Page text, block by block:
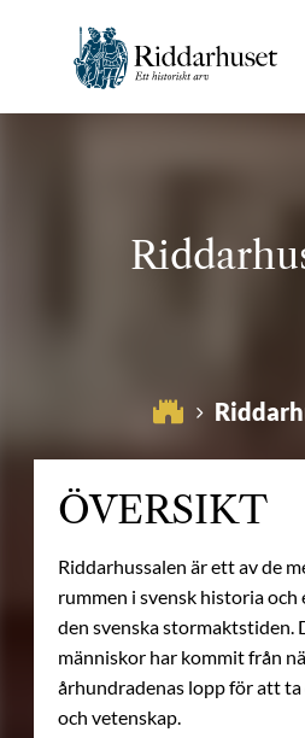
ÖVERSIKT
Riddarhussalen är ett av de
rummen i svensk historia
den svenska stormaktstiden.
människor har kommit från
århundradenas lopp för att
och vetenskap.